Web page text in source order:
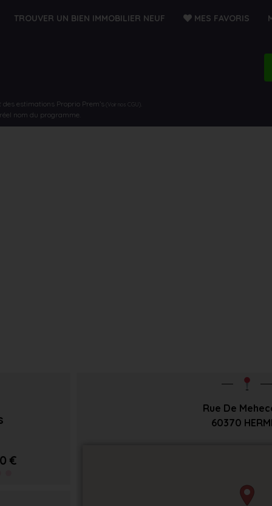
TROUVER UN BIEN IMMOBILIER NEUF MES FAVORIS
estimations Proprio Prem’s (Voir nos CGU)
nom du programme.
€
Rue De
60370